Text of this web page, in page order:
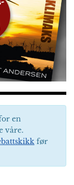
en
våre.
før